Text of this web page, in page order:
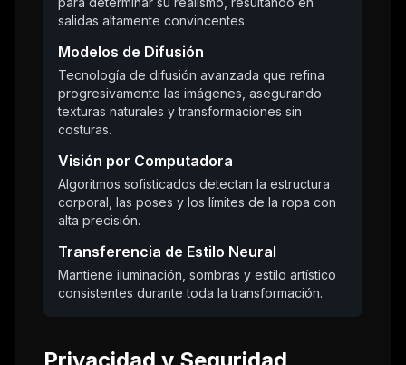
salidas altamente convincentes.
Modelos de Difusión
Tecnología de difusión avanzada que refina
progresivamente las imágenes, asegurando
texturas naturales y transformaciones sin
costuras.
Visión por Computadora
Algoritmos sofisticados detectan la estructura
corporal, las poses y los límites de la ropa con
alta precisión.
Transferencia de Estilo Neural
Mantiene iluminación, sombras y estilo artístico
consistentes durante toda la transformación.